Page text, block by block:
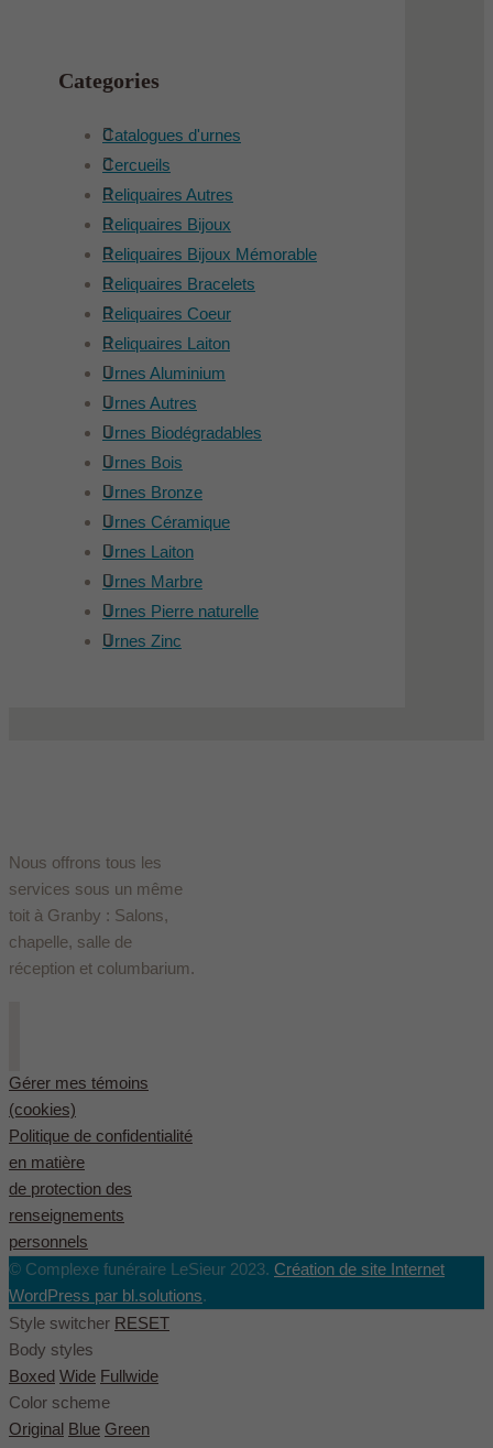
Categories
Catalogues d'urnes
Cercueils
Reliquaires Autres
Reliquaires Bijoux
Reliquaires Bijoux Mémorable
Reliquaires Bracelets
Reliquaires Coeur
Reliquaires Laiton
Urnes Aluminium
Urnes Autres
Urnes Biodégradables
Urnes Bois
Urnes Bronze
Urnes Céramique
Urnes Laiton
Urnes Marbre
Urnes Pierre naturelle
Urnes Zinc
Nous offrons tous les
services sous un même
toit à Granby : Salons,
chapelle, salle de
réception et columbarium.
Gérer mes témoins
(cookies)
Politique de confidentialité
en matière
de protection des
renseignements
personnels
© Complexe funéraire LeSieur 2023. Création de site Internet
WordPress par bl.solutions.
Style switcher RESET
Body styles
Boxed Wide Fullwide
Color scheme
Original Blue Green